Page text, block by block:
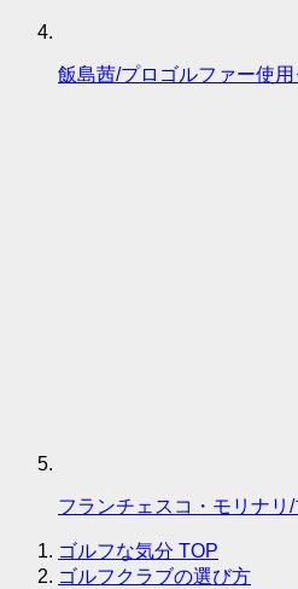
飯島茜/プロゴルファー使
フランチェスコ・モリナ
ゴルフな気分 TOP
ゴルフクラブの選び方